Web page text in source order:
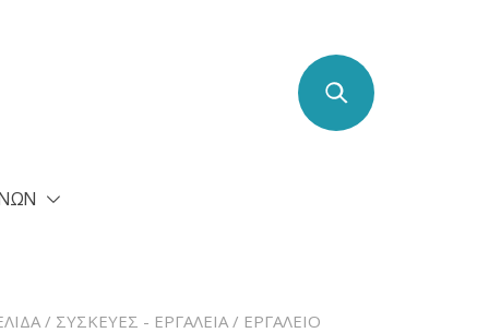
/ ΣΥΣΚΕΥΈΣ - ΕΡΓΑΛΕΊΑ/ ΕΡΓΑΛΕΙΟ